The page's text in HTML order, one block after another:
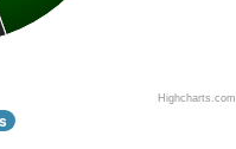
Highcharts.com